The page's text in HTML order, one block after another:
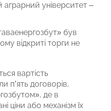
університет –
був
відкриті торги не
вартість
п’ять договорів,
де в
ціни або механізм їх